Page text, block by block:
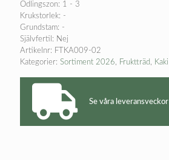
Odlingszon: 1 - 3
Krukstorlek: -
Grundstam: -
Självfertil: Nej
Artikelnr: FTKA009-02
Kategorier: Sortiment 2026, Fruktträd, Kaki
Se våra leveransveckor